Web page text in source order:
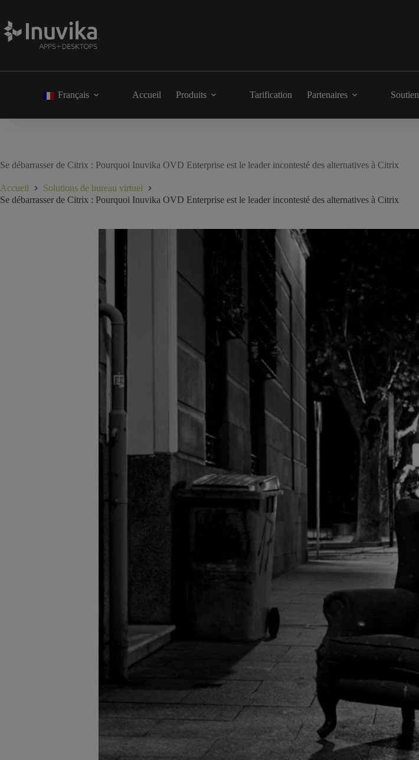
Français Accueil Produits Tarification Partenaires Soutien
Se débarrasser de Citrix : Pourquoi Inuvika OVD Enterprise est le leader incontesté des alternatives à Citrix
Accueil
Solutions de bureau virtuel
Se débarrasser de Citrix : Pourquoi Inuvika OVD Enterprise est le leader incontesté des alternatives à Citrix